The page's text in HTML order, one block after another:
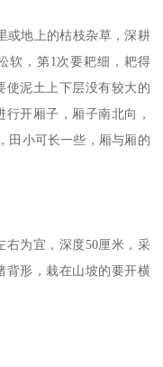
或地上的枯枝杂草，深耕
软，第1次要耙细，耙得
使泥土上下层没有较大的
开厢子，厢子南北向，
田小可长一些，厢与厢的
右为宜，深度50厘米，采
背形，栽在山坡的要开横